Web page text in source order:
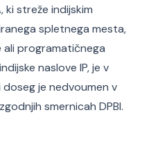
ki streže indijskim
spletnega mesta,
ali programatičnega
naslove IP, je v
je nedvoumen v
smernicah DPBI.